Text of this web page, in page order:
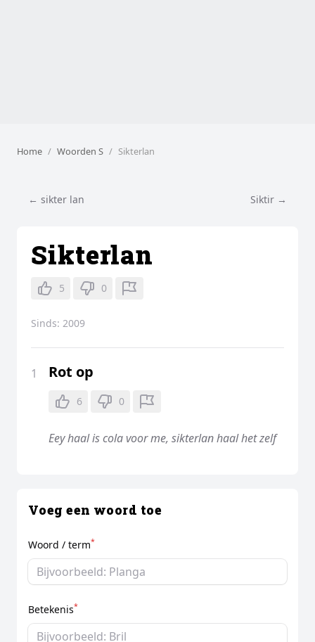
Home Woorden S Sikterlan
← sikter lan Siktir →
Sikterlan
5 0
Sinds: 2009
1 Rot op
6 0
Eey haal is cola voor me, sikterlan haal het zelf
Voeg een woord toe
Woord / term*
Betekenis*